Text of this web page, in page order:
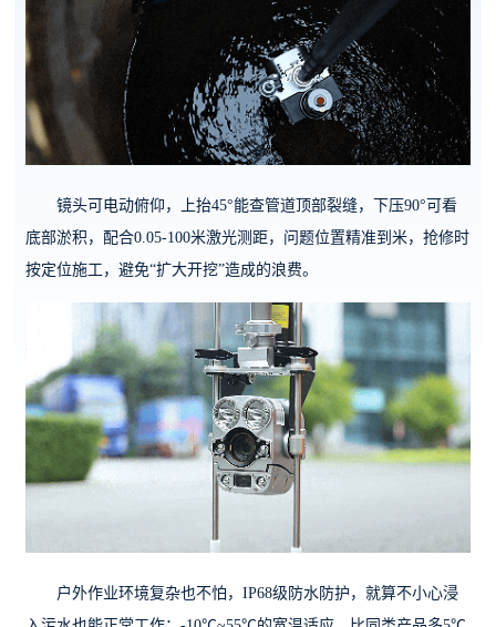
镜头可电动俯仰，上抬45°能查管道顶部裂缝，下压90°可看
底部淤积，配合0.05-100米激光测距，问题位置精准到米，抢修时
按定位施工，避免“扩大开挖”造成的浪费。
户外作业环境复杂也不怕，IP68级防水防护，就算不小心浸